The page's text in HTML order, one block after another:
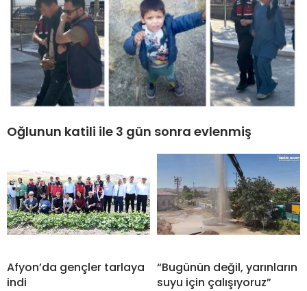
Oğlunun katili ile 3 gün sonra evlenmiş
Afyon’da gençler tarlaya
indi
“Bugünün değil, yarınların
suyu için çalışıyoruz”